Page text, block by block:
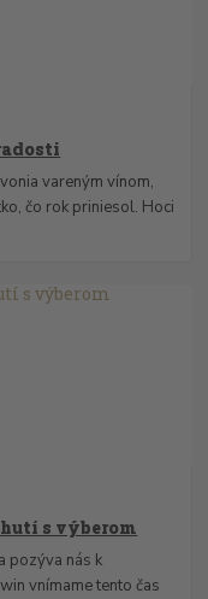
vareným vínom,
čo rok priniesol. Hoci
s výberom
pozýva nás k
vnímame tento čas